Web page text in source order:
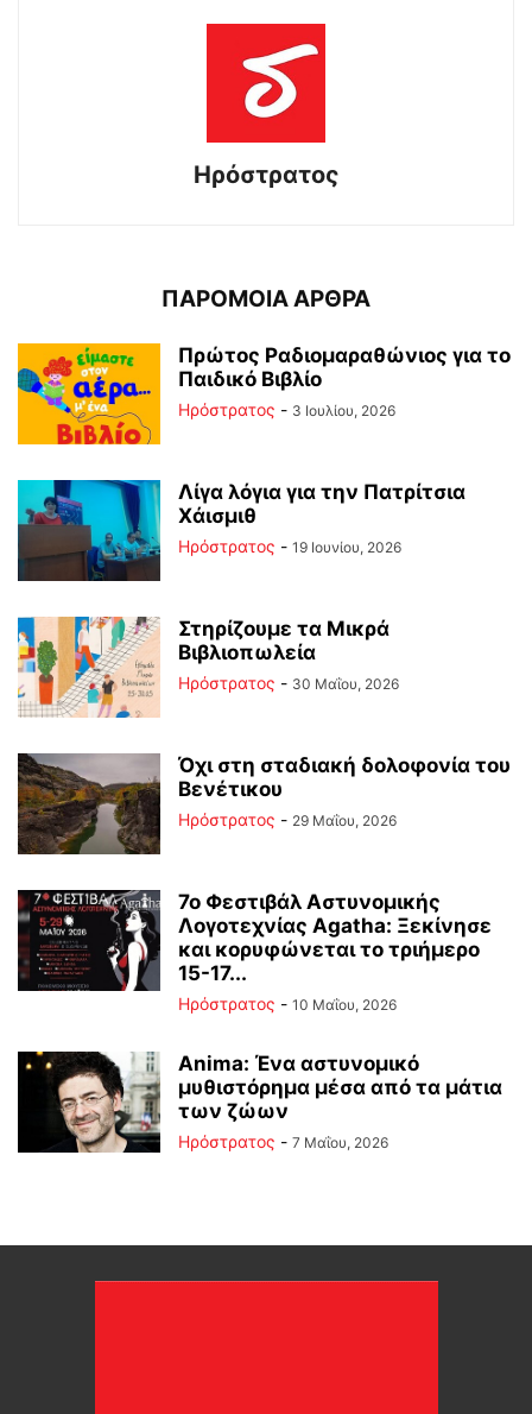
Ηρόστρατος
ΠΑΡΟΜΟΙΑ ΑΡΘΡΑ
Πρώτος Ραδιομαραθώνιος για το
Παιδικό Βιβλίο
Ηρόστρατος - 3 Ιουλίου, 2026
Λίγα λόγια για την Πατρίτσια
Χάισμιθ
Ηρόστρατος - 19 Ιουνίου, 2026
Στηρίζουμε τα Μικρά
Βιβλιοπωλεία
Ηρόστρατος - 30 Μαΐου, 2026
Όχι στη σταδιακή δολοφονία του
Βενέτικου
Ηρόστρατος - 29 Μαΐου, 2026
7ο Φεστιβάλ Αστυνομικής
Λογοτεχνίας Agatha: Ξεκίνησε
και κορυφώνεται το τριήμερο
15-17...
Ηρόστρατος - 10 Μαΐου, 2026
Anima: Ένα αστυνομικό
μυθιστόρημα μέσα από τα μάτια
των ζώων
Ηρόστρατος - 7 Μαΐου, 2026